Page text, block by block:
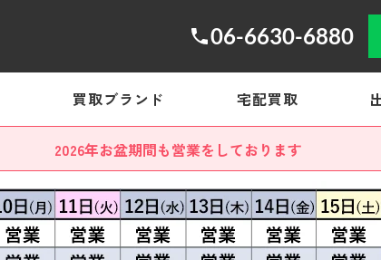
06-6630-6880
買取ブランド 宅配買取
2026年お盆期間も営業をしております